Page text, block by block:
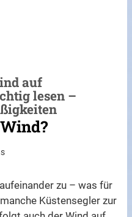
auf
lesen –
zu – was für
Küstensegler zur